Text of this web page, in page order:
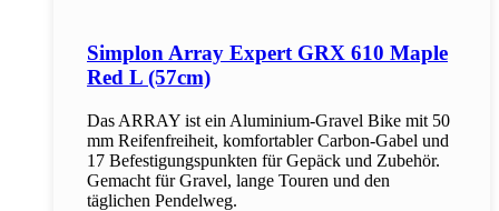
Simplon Array Expert GRX 610 Maple
Red L (57cm)
Das ARRAY ist ein Aluminium-Gravel Bike mit 50
mm Reifenfreiheit, komfortabler Carbon-Gabel und
17 Befestigungspunkten für Gepäck und Zubehör.
Gemacht für Gravel, lange Touren und den
täglichen Pendelweg.